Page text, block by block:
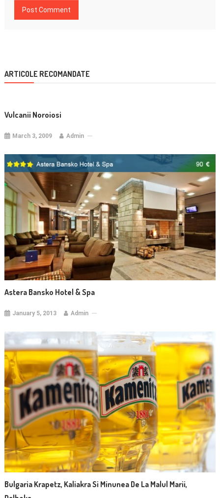
ARTICOLE RECOMANDATE
Vulcanii Noroiosi
March 3, 2009 Admin
Astera Bansko Hotel & Spa
January 5, 2013 Admin
Bulgaria Krapetz, Kaliakra Si Minunea De La Malul Marii,